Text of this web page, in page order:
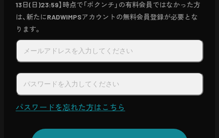
13日(日)23:59】時点で「ボクンチ」の有料会員ではなかった方
は、新たにRADWIMPSアカウントの無料会員登録が必要とな
ります。
パスワードを忘れた方はこちら